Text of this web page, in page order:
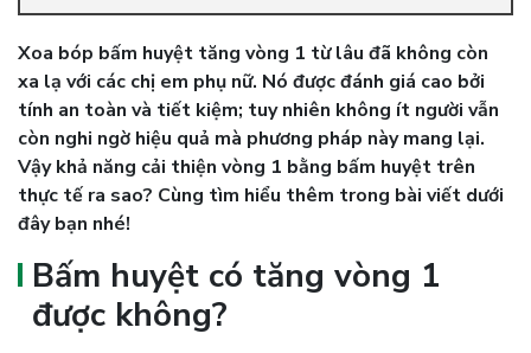
Xoa bóp bấm huyệt tăng vòng 1 từ lâu đã không còn
xa lạ với các chị em phụ nữ. Nó được đánh giá cao bởi
tính an toàn và tiết kiệm; tuy nhiên không ít người vẫn
còn nghi ngờ hiệu quả mà phương pháp này mang lại.
Vậy khả năng cải thiện vòng 1 bằng bấm huyệt trên
thực tế ra sao? Cùng tìm hiểu thêm trong bài viết dưới
đây bạn nhé!
Bấm huyệt có tăng vòng 1
được không?